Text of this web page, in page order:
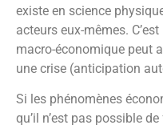
existe en science
acteurs eux-mêmes.
macro-économique peut
une crise (anticipation
Si les phénomènes
qu’il n’est pas possible